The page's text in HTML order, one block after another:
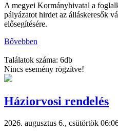
A megyei Kormányhivatal a
pályázatot hirdet az álláskeresők
elősegítésére.
Bővebben
Találatok száma: 6db
Nincs esemény rögzítve!
Háziorvosi rendelés
2026. augusztus 6., csütörtök